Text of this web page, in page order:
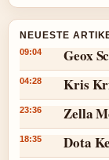
NEUESTE
09:04 Geox
04:28 Kris
23:36 Zella
18:35 Dota